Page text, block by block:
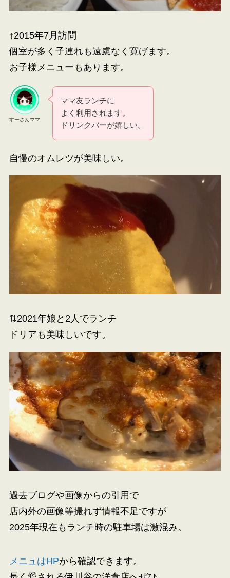
↑2015年7月訪問
個室が多く子連れも遠慮なく寛げます。
お子様メニューもあります。
すーさんママ
ママ友ランチに
よく利用されます。
ドリンクバーが嬉しい。
自慢のオムレツが美味しい。
⇅2021年娘と2人でランチ
ドリアも美味しいです。
過去ブログや画像からの引用で
店内外の画像等撮れず情報不足ですが
2025年現在もランチ時の駐車場は激混み。
メニュはHPから確認できます。